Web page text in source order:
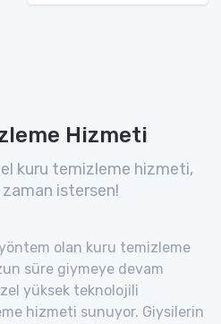
Hizmeti
kuru temizleme hizmeti,
istersen!
olan kuru temizleme
süre giymeye devam
yüksek teknolojili
hizmeti sunuyor. Giysilerin